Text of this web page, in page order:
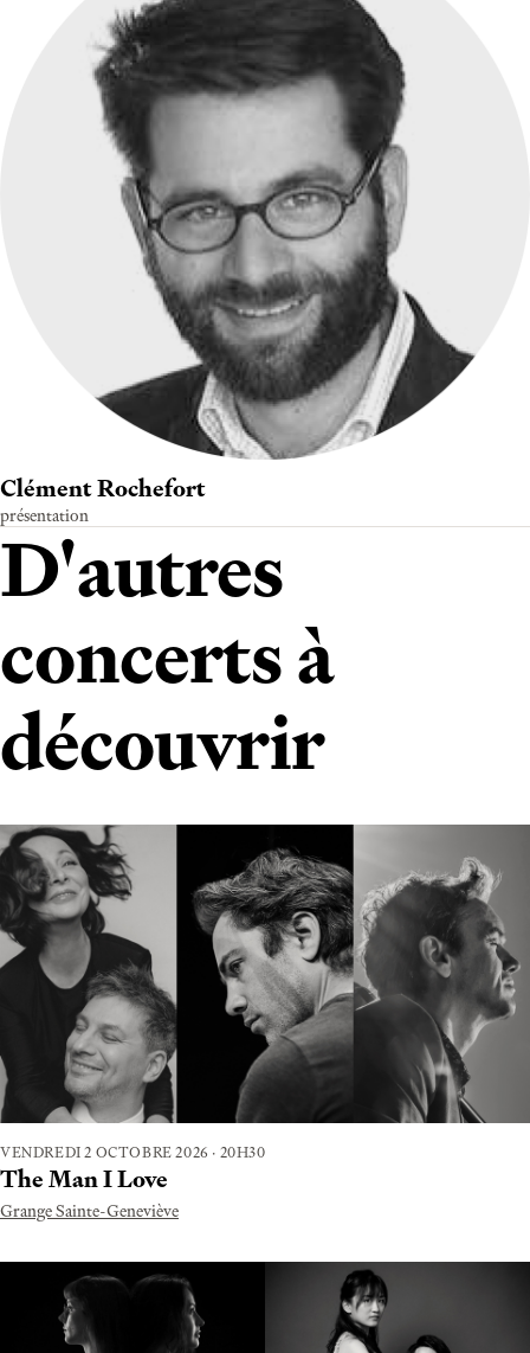
Clément Rochefort
présentation
D'autres
concerts à
découvrir
VENDREDI 2 OCTOBRE 2026 · 20H30
The Man I Love
Grange Sainte-Geneviève